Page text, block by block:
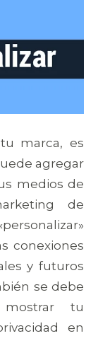
marca, es
agregar
medios de
de
conexiones
y futuros
se debe
tu
en